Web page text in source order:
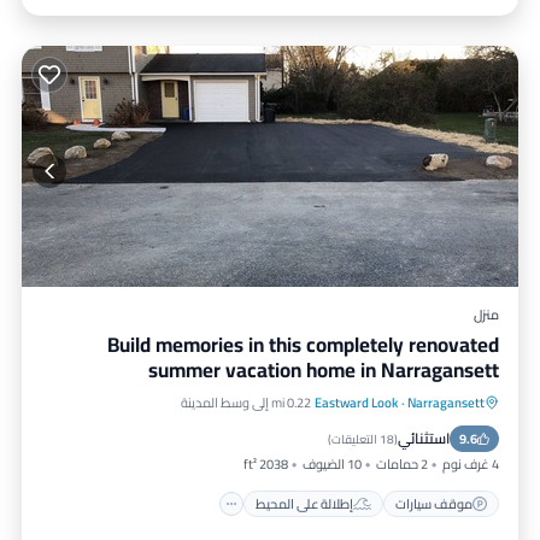
منزل
Build memories in this completely renovated
summer vacation home in Narragansett
Narragansett
·
Eastward Look0.22 mi إلى وسط المدينة
9.6 استثنائي(18 التعليقات )
4 غرف نوم 2 حمامات 10 الضيوف
2038 ft²
موقف سيارات
إطلالة على المحيط
موقف سيارات
إطلالة على المحيط
شرفة / تراس